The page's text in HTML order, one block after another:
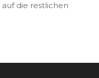
die restlichen